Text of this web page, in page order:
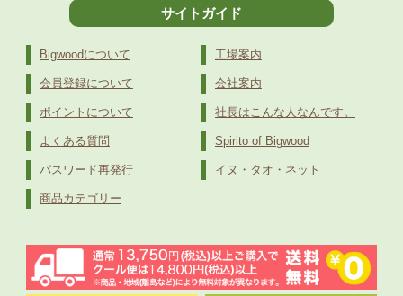
サイトガイド
Bigwoodについて
会員登録について
ポイントについて
よくある質問
パスワード再発行
商品カテゴリー
工場案内
会社案内
社長はこんな人なんです。
Spirito of Bigwood
イヌ・タオ・ネット